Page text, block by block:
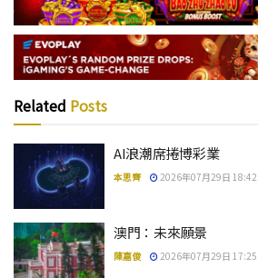
Related Posts
AI浪潮席捲博彩業
本思齊 2026年07月29日 18:42
澳門：未來願景
陳嘉俊 2026年07月29日 17:25